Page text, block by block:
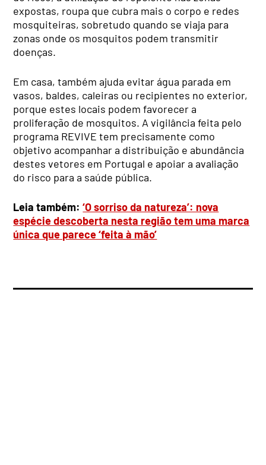
expostas, roupa que cubra mais o corpo e redes
mosquiteiras, sobretudo quando se viaja para
zonas onde os mosquitos podem transmitir
doenças.
Em casa, também ajuda evitar água parada em
vasos, baldes, caleiras ou recipientes no exterior,
porque estes locais podem favorecer a
proliferação de mosquitos. A vigilância feita pelo
programa REVIVE tem precisamente como
objetivo acompanhar a distribuição e abundância
destes vetores em Portugal e apoiar a avaliação
do risco para a saúde pública.
Leia também:‘O sorriso da natureza’: nova
espécie descoberta nesta região tem uma marca
única que parece ‘feita à mão’